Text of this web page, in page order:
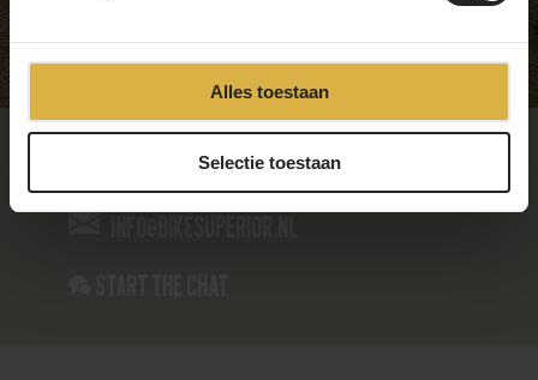
Alles toestaan
Selectie toestaan
085-4866235